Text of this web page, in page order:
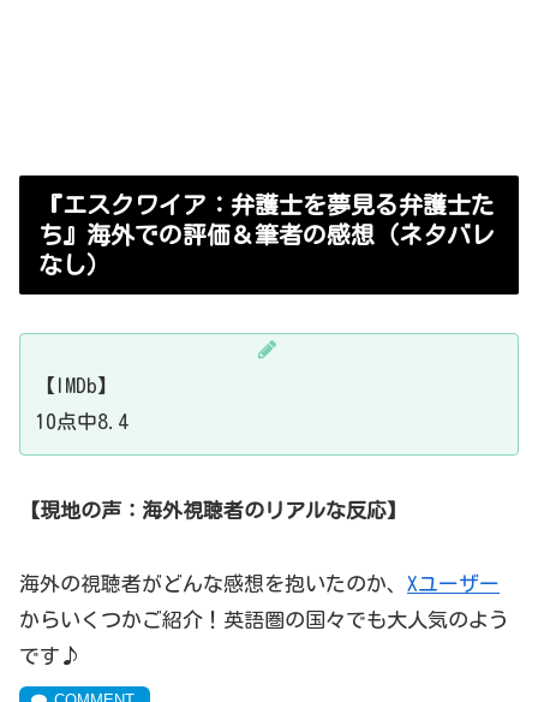
『エスクワイア：弁護士を夢見る弁護士た
ち』海外での評価＆筆者の感想（ネタバレ
なし）
【IMDb】
10点中8.4
【現地の声：海外視聴者のリアルな反応】
海外の視聴者がどんな感想を抱いたのか、 Xユーザー
からいくつかご紹介！英語圏の国々でも大人気のよう
です♪